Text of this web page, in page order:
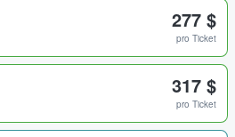
277 $
pro Ticket
317 $
pro Ticket